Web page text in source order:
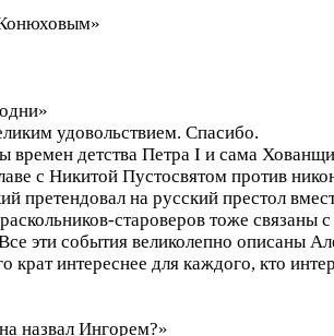
удовольствием. Спасибо.
времен детства Петра I и сама
с Никитой Пустосвятом против
претендовал на русский престол
староверов тоже
эти события великолепно описаны
крат интереснее для каждого, кто
назвал Ингорем?»